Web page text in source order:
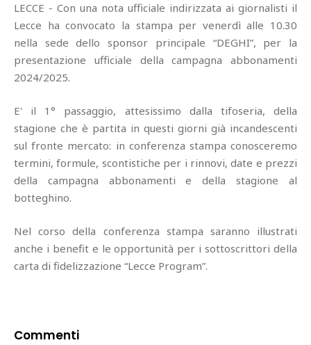
LECCE - Con una nota ufficiale indirizzata ai giornalisti il
Lecce ha convocato la stampa per venerdì alle 10.30
nella sede dello sponsor principale “DEGHI”, per la
presentazione ufficiale della campagna abbonamenti
2024/2025.
E' il 1° passaggio, attesissimo dalla tifoseria, della
stagione che è partita in questi giorni già incandescenti
sul fronte mercato: in conferenza stampa conosceremo
termini, formule, scontistiche per i rinnovi, date e prezzi
della campagna abbonamenti e della stagione al
botteghino.
Nel corso della conferenza stampa saranno illustrati
anche i benefit e le opportunità per i sottoscrittori della
carta di fidelizzazione “Lecce Program”.
Commenti